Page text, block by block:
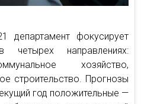
департамент фокусирует
направлениях:
хозяйство,
строительство. Прогнозы
год положительные —